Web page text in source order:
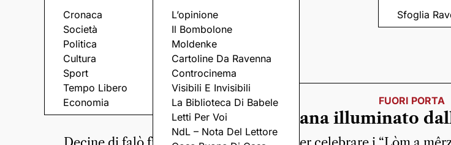
Cronaca
Società
Politica
Cultura
Sport
Tempo Libero
Economia
L’opinione
Il Bombolone
Moldenke
Cartoline Da Ravenna
Controcinema
Visibili E Invisibili
La Biblioteca Di Babele
Letti Per Voi
NdL – Nota Del Lettore
Sfoglia
FUORI PORTA
Un fine settimana illuminato